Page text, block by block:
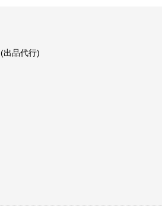
出品代行)